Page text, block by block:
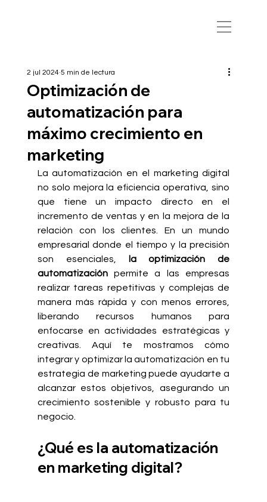
Optimización de
automatización para
máximo crecimiento en
marketing
2 jul 2024 5 min de lectura
La automatización en el marketing digital
no solo mejora la eficiencia operativa, sino
que tiene un impacto directo en el
incremento de ventas y en la mejora de la
relación con los clientes. En un mundo
empresarial donde el tiempo y la precisión
son esenciales,
la optimización de
automatización permite a las empresas
realizar tareas repetitivas y complejas de
manera más rápida y con menos errores,
liberando recursos humanos para
enfocarse en actividades estratégicas y
creativas. Aquí te mostramos cómo
integrar y optimizar la automatización en tu
estrategia de marketing puede ayudarte a
alcanzar estos objetivos, asegurando un
crecimiento sostenible y robusto para tu
negocio.
¿Qué es la automatización
en marketing digital?